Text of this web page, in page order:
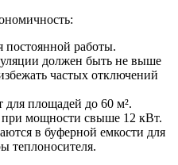
постоянной работы.
должен быть не выше
частых отключений
для площадей до 60 м².
при мощности свыше 12 кВт.
в буферной емкости для
теплоносителя.